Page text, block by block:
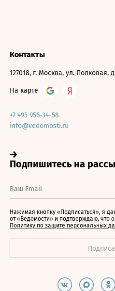
Контакты
127018, г. Москва, ул. Полковая,
На карте
+7 495 956-34-58
info@vedomosti.ru
Нажимая кнопку «Подписаться», я
от «Ведомости» и подтверждаю, что
Политику по защите персональных